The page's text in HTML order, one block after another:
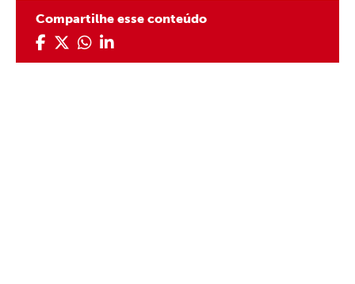
Compartilhe esse conteúdo